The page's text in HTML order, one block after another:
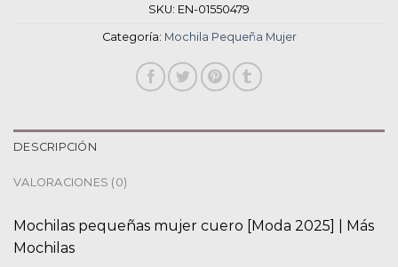
SKU: EN-01550479
Categoría: Mochila Pequeña Mujer
DESCRIPCIÓN
VALORACIONES (0)
Mochilas pequeñas mujer cuero [Moda 2025] | Más
Mochilas